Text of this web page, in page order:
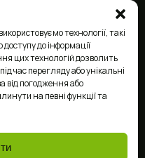
технології, такі
до інформації
цих технологій дозволить
час перегляду або унікальні
від погодження або
на певні функції та